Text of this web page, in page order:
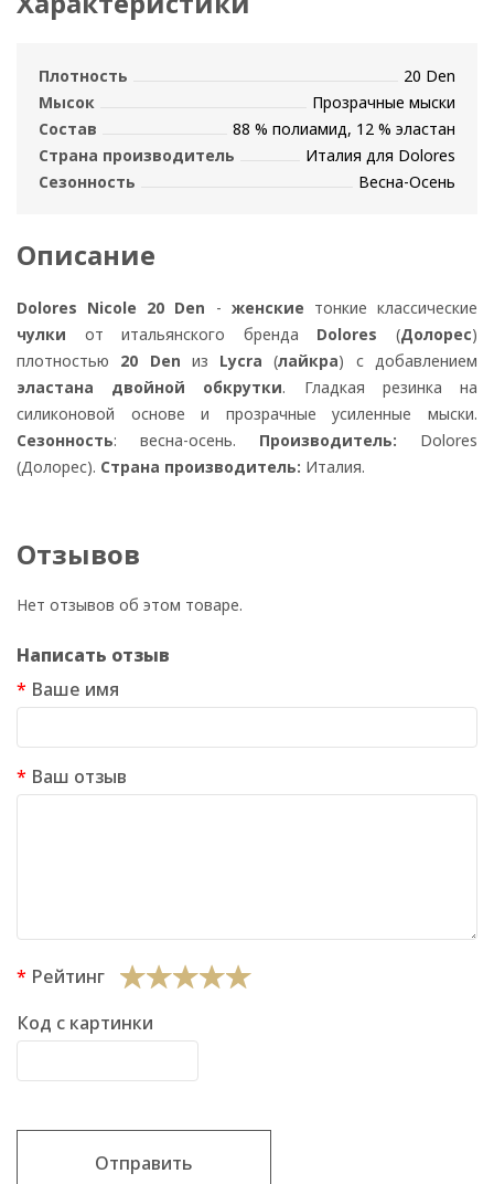
Плотность
20 Den
Мысок
Прозрачные мыски
Состав
88 % полиамид, 12 % эластан
Страна производитель
Италия для Dolores
Сезонность
Весна-Осень
Описание
Dolores Nicole 20 Den - женские тонкие классические
чулки от итальянского бренда Dolores(Долорес)
плотностью 20 Den из Lycra(лайкра) с добавлением
эластана двойной обкрутки. Гладкая резинка на
силиконовой основе и прозрачные усиленные мыски.
Сезонность: весна-осень. Производитель: Dolores
(Долорес). Страна производитель: Италия.
Отзывов
Нет отзывов об этом товаре.
Написать отзыв
Ваше имя
Ваш отзыв
Рейтинг
Код с картинки
Отправить